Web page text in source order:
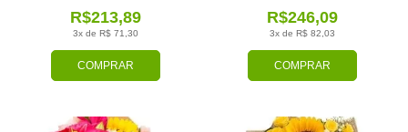
COMPRAR
3x de R$ 71,30
R$213,89
COMPRAR
3x de R$ 82,03
R$246,09